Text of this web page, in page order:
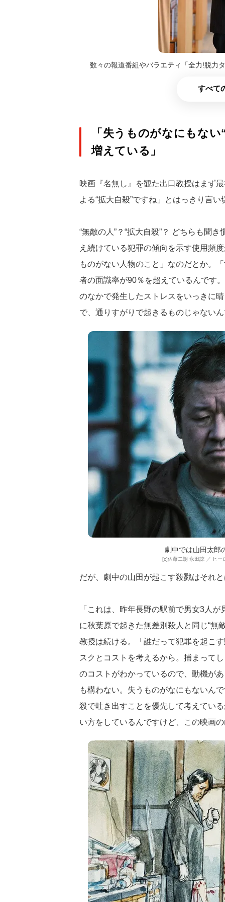
数々の報道番組やバラエティ「全力!脱力
すべて
「失うものがなにもな
増えている」
映画『名無し』を観た出口教授はまず
よる“拡大自殺”ですね」とはっきり言い
“無敵の人”？“拡大自殺”？ どちらも聞
え続けている犯罪の傾向を示す使用頻
ものがない人物のこと」なのだとか。
者の面識率が90％を超えているんです
のなかで発生したストレスをいっきに
で、通りすがりで起きるものじゃない
劇中では山田太郎
[c]佐藤二朗 永田諒 ／ ヒ
だが、劇中の山田が起こす殺戮はそれ
「これは、昨年長野の駅前で男女3人
に秋葉原で起きた無差別殺人と同じ“無
教授は続ける。「誰だって犯罪を起こ
スクとコストを考えるから。捕まって
のコストがわかっているので、動機が
も構わない。失うものがなにもないん
殺で吐き出すことを優先して考えてい
い方をしているんですけど、この映画